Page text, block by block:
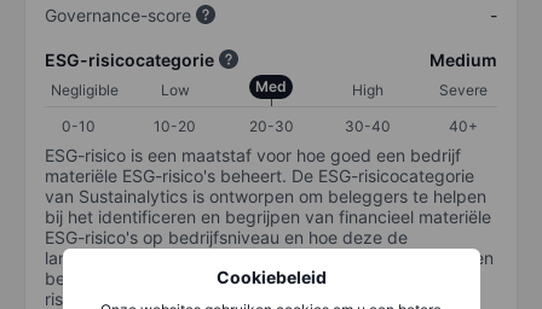
Cookiebeleid
Governance-score
-
ESG-risicocategorie Medium
Negligible Low Med High
Severe
0-10
10-20 20-30 30-40 40+
ESG-risico is een maatstaf voor hoe goed een bedrijf
materiële ESG-risico's beheert. De ESG-risicocategorie
van Sustainalytics is ontworpen om beleggers te helpen
bij het identificeren en begrijpen van financieel materiële
ESG-risico's op bedrijfsniveau en hoe deze de
langetermijnprestaties van aandelenbeleggingen kunnen
beïnvloeden. De schaal loopt van 0-100. Hoe lager het
risico, hoe beter (0 staat voor geen risico en 100 voor